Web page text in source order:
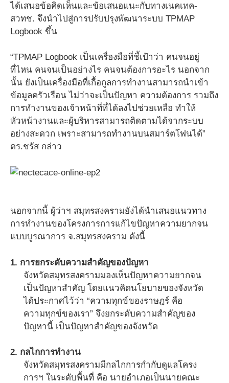
ได้เสนอข้อคิดเห็นและข้อเสนอแนะกับทางเนคเทค-
สวทช. จึงนำไปสู่การปรับปรุงพัฒนาระบบ TPMAP
Logbook ขึ้น
“TPMAP Logbook เป็นเครื่องมือที่ชี้เป้าว่า คนจนอยู่
ที่ไหน คนจนเป็นอย่างไร คนจนต้องการอะไร นอกจาก
นั้น ยังเป็นเครื่องมือที่เกื้อกูลการทำงานสามารถนำเข้า
ข้อมูลครัวเรือน ไม่ว่าจะเป็นปัญหา ความต้องการ รวมถึง
การทำงานของเจ้าหน้าที่ที่ได้ลงไปช่วยเหลือ ทำให้
หัวหน้างานและผู้บริหารสามารถติดตามได้จากระบบ
อย่างสะดวก เพราะสามารถทำงานบนสมาร์ตโฟนได้”
ดร.ชรัส กล่าว
นอกจากนี้ ผู้ว่าฯ สมุทรสงครามยังได้นำเสนอแนวทาง
การทำงานของโครงการการแก้ไขปัญหาความยากจน
แบบบูรณาการ จ.สมุทรสงคราม ดังนี้
1. การยกระดับความสำคัญของปัญหา
จังหวัดสมุทรสงครามมองเห็นปัญหาความยากจน
เป็นปัญหาสำคัญ โดยแนวคิดนโยบายของจังหวัด
ได้ประกาศไว้ว่า “ความทุกข์ของราษฎร์ คือ
ความทุกข์ของเรา” จึงยกระดับความสำคัญของ
ปัญหานี้ เป็นปัญหาสำคัญของจังหวัด
2. กลไกการทำงาน
จังหวัดสมุทรสงครามมีกลไกการกำกับดูแลโครง
การฯ ในระดับพื้นที่ คือ นายอำเภอเป็นนายคณะ